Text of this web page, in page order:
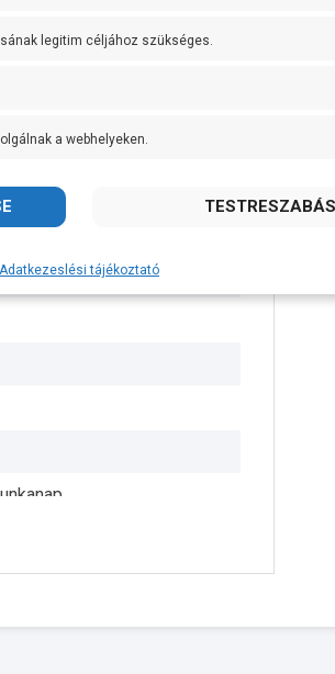
perc
acél
legitim céljához szükséges.
a webhelyeken.
Adatkezeslési tájékoztató